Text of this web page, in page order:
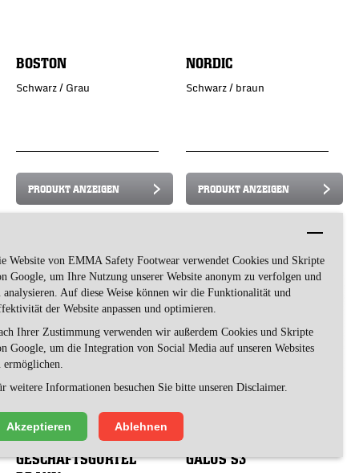
Website von EMMA Safety Footwear verwendet Cookies und Skripte
Google, um Ihre Nutzung unserer Website anonym zu verfolgen und
analysieren. Auf diese Weise können wir die Funktionalität und
der Website anpassen und optimieren.
Ihrer Zustimmung verwenden wir außerdem Cookies und Skripte
Google, um die Integration von Social Media auf unseren Websites
ermöglichen.
weitere Informationen besuchen Sie bitte unseren Disclaimer.
Akzeptieren Ablehnen
BOSTON
Schwarz / Grau
PRODUKT ANZEIGEN
NORDIC
Schwarz / braun
PRODUKT ANZEIGEN
GESCHÄFTSGÜRTEL GALUS S3